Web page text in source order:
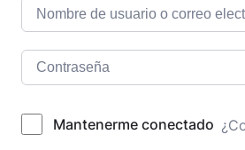
Mantenerme conectado